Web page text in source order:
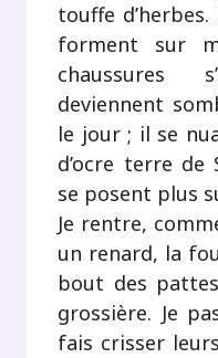
touffe
forment sur
chaussures
deviennent
le jour ; il se
d’ocre terre de
se posent plus
Je rentre,
un renard, la
bout des
grossière. Je
fais crisser